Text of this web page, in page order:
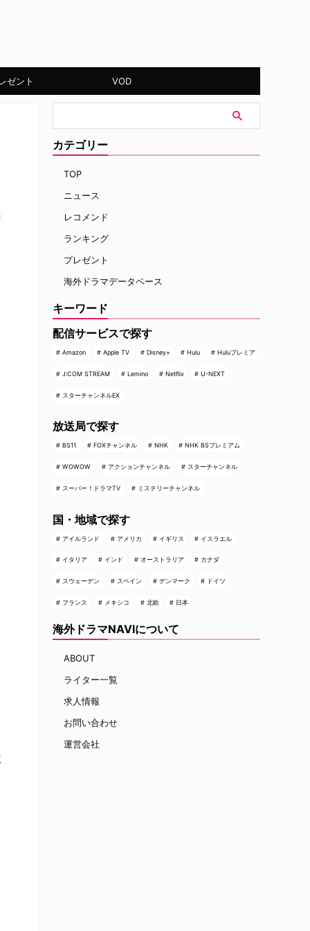
ゼント VOD
カテゴリー
TOP
ニュース
レコメンド
ランキング
プレゼント
海外ドラマデータベース
キーワード
配信サービスで探す
Amazon Apple TV Disney+ Hulu Huluプレミア
J:COM STREAM Lemino Netflix U-NEXT
スターチャンネルEX
放送局で探す
BS11 FOXチャンネル NHK NHK BSプレミアム
WOWOW アクションチャンネル スターチャンネル
スーパー！ドラマTV ミステリーチャンネル
国・地域で探す
アイルランド アメリカ イギリス イスラエル
イタリア インド オーストラリア カナダ
スウェーデン スペイン デンマーク ドイツ
フランス メキシコ 北欧 日本
海外ドラマNAVIについて
ABOUT
ライター一覧
求人情報
お問い合わせ
運営会社